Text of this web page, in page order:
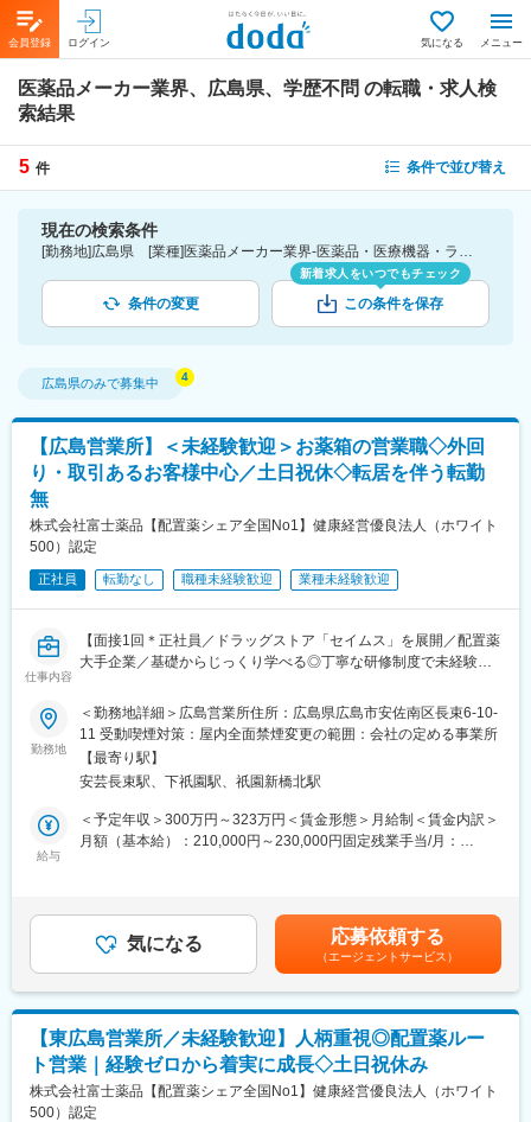
会員登録 ログイン 気になる メニュー
医薬品メーカー業界、広島県、学歴不問 の転職・求人検
索結果
5 件 条件で並び替え
現在の検索条件
[勤務地]広島県 [業種]医薬品メーカー業界-医薬品・医療機器・ライフサイエンス・医療系サービス [こだわり条件ピックアップ]学歴不問 [詳細条件](募集・採用情報)学歴不問
条件の変更
新着求人をいつでもチェック
この条件を保存
広島県のみで募集中
【広島営業所】＜未経験歓迎＞お薬箱の営業職◇外回
り・取引あるお客様中心／土日祝休◇転居を伴う転勤
無
株式会社富士薬品【配置薬シェア全国No1】健康経営優良法人（ホワイト
500）認定
正社員 転勤なし 職種未経験歓迎 業種未経験歓迎
仕事内容
【面接1回＊正社員／ドラッグストア「セイムス」を展開／配置薬
大手企業／基礎からじっくり学べる◎丁寧な研修制度で未経験の
■職務内容：
担当エリアのお客様（個人宅や企業）へ訪問し、配置薬（お薬
箱）や健康食品の提案をお任せします。
※既に、取引のあるお客様先を訪問するスタイルです。
＜仕事の流れ＞
たり20～30分程度）
・健康相談、新商品・サービスのご提案 など
※一部、新たに配置薬を置いていただくお客様への訪問がありま
す。
└配置薬は無料でおけるので、お客様も抵抗なく置いてくれる製
勤務地
＜勤務地詳細＞広島営業所住所：広島県広島市安佐南区長束6-10-
11 受動喫煙対策：屋内全面禁煙変更の範囲：会社の定める事業所
【最寄り駅】
安芸長束駅、下祇園駅、祇園新橋北駅
給与
＜予定年収＞300万円～323万円＜賃金形態＞月給制＜賃金内訳＞
月額（基本給）：210,000円～230,000円固定残業手当/月：
年収は当社規定に基づき、年齢や経験に応じて決定します。・昇
給：年1回（4月）＜モデル給与＞※入社3年目平均基本給＋各種手
当＋業績連動給→総支給月額344,141円※業績連動給：月の予算達
成や売り上げに対して支払われます。賃金はあくまでも目安の金
額であり、選考を通じて上下する可能性があります。月給(月額)は
固定手当を含めた表記です。
気になる 応募依頼する
（エージェントサービス）
【東広島営業所／未経験歓迎】人柄重視◎配置薬ルー
ト営業｜経験ゼロから着実に成長◇土日祝休み
株式会社富士薬品【配置薬シェア全国No1】健康経営優良法人（ホワイト
500）認定